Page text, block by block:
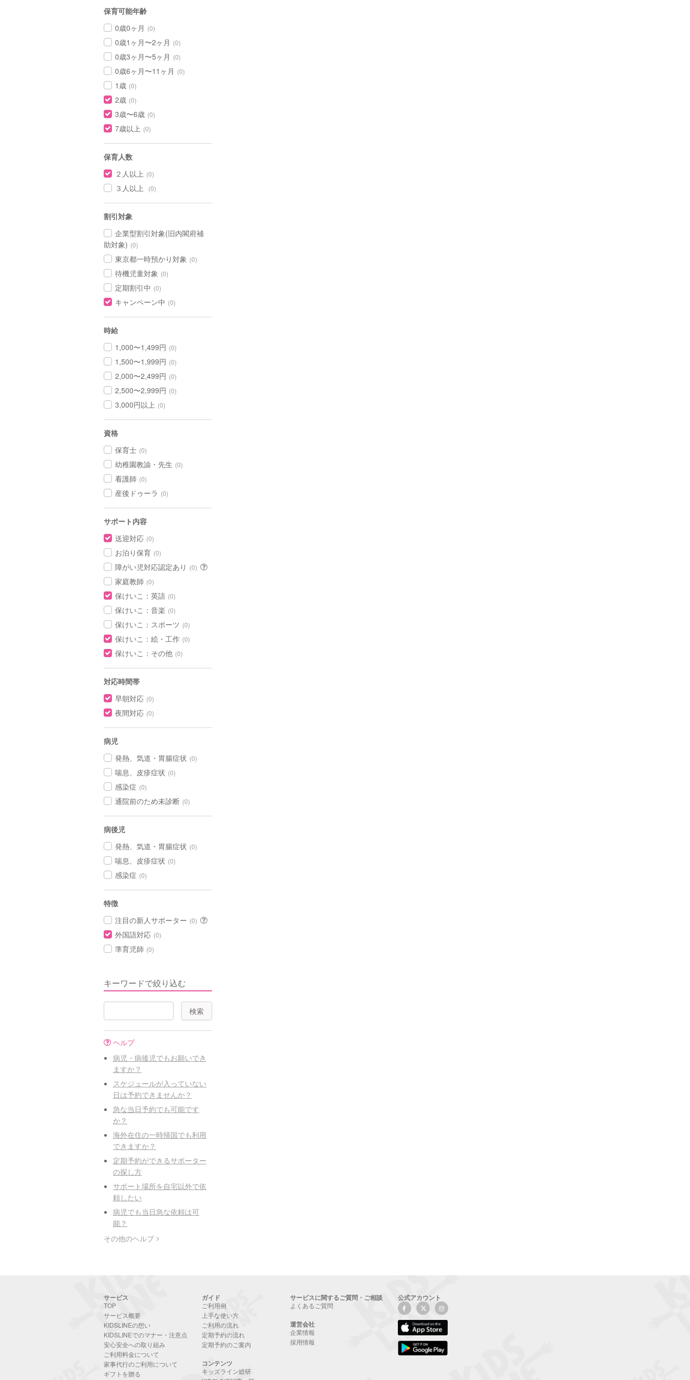
保育可能年齢
0歳0ヶ月 (0)
0歳1ヶ月〜2ヶ月 (0)
0歳3ヶ月〜5ヶ月 (0)
0歳6ヶ月〜11ヶ月 (0)
1歳 (0)
2歳 (0)
3歳〜6歳 (0)
7歳以上 (0)
保育人数
２人以上 (0)
３人以上 (0)
割引対象
企業型割引対象(旧内閣府補
助対象) (0)
東京都一時預かり対象 (0)
待機児童対象 (0)
定期割引中 (0)
キャンペーン中 (0)
時給
1,000〜1,499円 (0)
1,500〜1,999円 (0)
2,000〜2,499円 (0)
2,500〜2,999円 (0)
3,000円以上 (0)
資格
保育士 (0)
幼稚園教諭・先生 (0)
看護師 (0)
産後ドゥーラ (0)
サポート内容
送迎対応 (0)
お泊り保育 (0)
障がい児対応認定あり (0)
家庭教師 (0)
保けいこ：英語 (0)
保けいこ：音楽 (0)
保けいこ：スポーツ (0)
保けいこ：絵・工作 (0)
保けいこ：その他 (0)
対応時間帯
早朝対応 (0)
夜間対応 (0)
病児
発熱、気道・胃腸症状 (0)
喘息、皮疹症状 (0)
感染症 (0)
通院前のため未診断 (0)
病後児
発熱、気道・胃腸症状 (0)
喘息、皮疹症状 (0)
感染症 (0)
特徴
注目の新人サポーター (0)
外国語対応 (0)
準育児師 (0)
キーワードで絞り込む
ヘルプ
病児・病後児でもお願いでき
ますか？
スケジュールが入っていない
日は予約できませんか？
急な当日予約でも可能です
か？
海外在住の一時帰国でも利用
できますか？
定期予約ができるサポーター
の探し方
サポート場所を自宅以外で依
頼したい
病児でも当日急な依頼は可
能？
その他のヘルプ
サービス
TOP
サービス概要
KIDSLINEの想い
KIDSLINEでのマナー・注意点
安心安全への取り組み
ご利用料金について
家事代行のご利用について
ギフトを贈る
ガイド
ご利用例
上手な使い方
ご利用の流れ
定期予約の流れ
定期予約のご案内
コンテンツ
キッズライン総研
サービスに関するご質問・ご相談
よくあるご質問
運営会社
企業情報
採用情報
公式アカウント